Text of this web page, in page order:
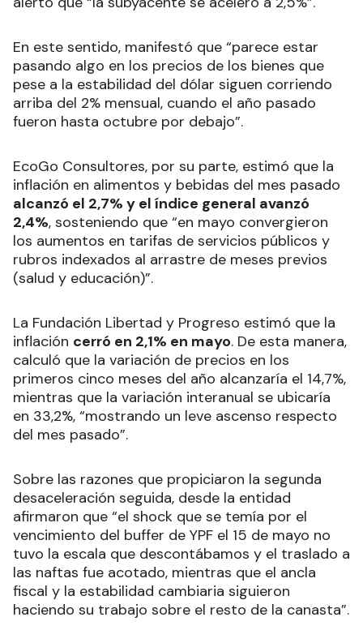
En este sentido, manifestó que “parece estar
pasando algo en los precios de los bienes que
pese a la estabilidad del dólar siguen corriendo
arriba del 2% mensual, cuando el año pasado
fueron hasta octubre por debajo”.
EcoGo Consultores, por su parte, estimó que la
inflación en alimentos y bebidas del mes pasado
alcanzó el 2,7% y el índice general avanzó
2,4%, sosteniendo que “en mayo convergieron
los aumentos en tarifas de servicios públicos y
rubros indexados al arrastre de meses previos
(salud y educación)”.
La Fundación Libertad y Progreso estimó que la
inflación cerró en 2,1% en mayo. De esta manera,
calculó que la variación de precios en los
primeros cinco meses del año alcanzaría el 14,7%,
mientras que la variación interanual se ubicaría
en 33,2%, “mostrando un leve ascenso respecto
del mes pasado”.
Sobre las razones que propiciaron la segunda
desaceleración seguida, desde la entidad
afirmaron que “el shock que se temía por el
vencimiento del buffer de YPF el 15 de mayo no
tuvo la escala que descontábamos y el traslado a
las naftas fue acotado, mientras que el ancla
fiscal y la estabilidad cambiaria siguieron
haciendo su trabajo sobre el resto de la canasta”.